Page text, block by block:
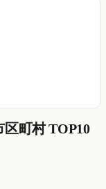
町村 TOP10